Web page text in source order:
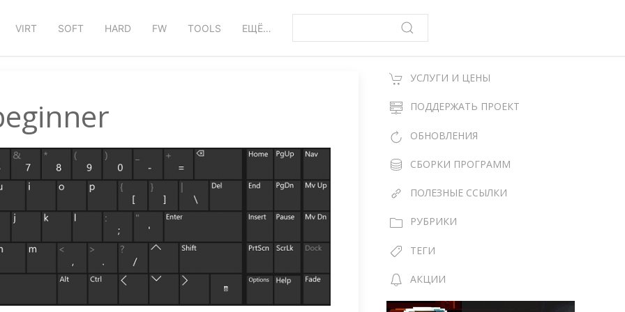
VIRT SOFT HARD FW TOOLS ЕЩЁ…
УСЛУГИ И ЦЕНЫ
ПОДДЕРЖАТЬ ПРОЕКТ
ОБНОВЛЕНИЯ
СБОРКИ ПРОГРАММ
ПОЛЕЗНЫЕ ССЫЛКИ
РУБРИКИ
ТЕГИ
АКЦИИ